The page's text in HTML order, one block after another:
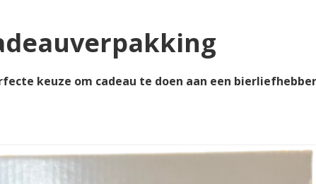
keuze om cadeau te doen aan een